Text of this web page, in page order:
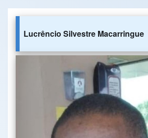
Lucrêncio Silvestre Macarringue